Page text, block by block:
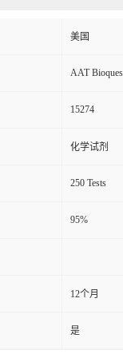
美国
AAT
15274
化学试剂
250 Tests
95%
12个月
是